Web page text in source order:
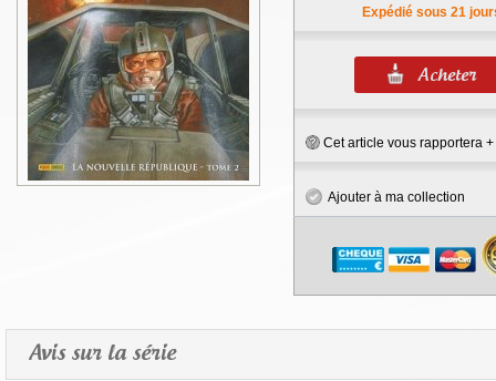
Expédié sous 21
Cet article vous rapportera +
Ajouter à ma collection
Avis sur la série